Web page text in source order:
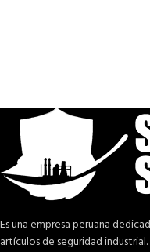
Es una empresa peruana
artículos de seguridad industrial.